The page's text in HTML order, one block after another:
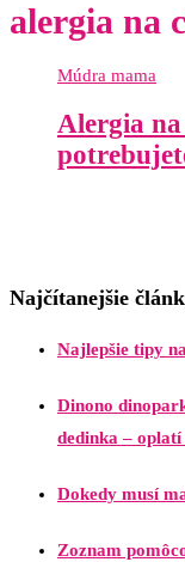
alergia na
Múdra mama
Alergia
Najčítanejšie
Najlepšie tipy
Dinono
dedinka –
Dokedy musí
Zoznam